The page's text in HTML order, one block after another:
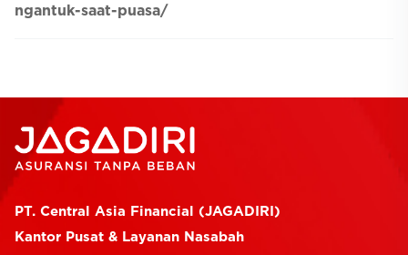
ngantuk-saat-puasa/
PT. Central Asia Financial (JAGADIRI)
Kantor Pusat & Layanan Nasabah